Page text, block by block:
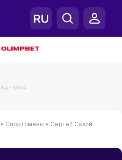
ЖАРНАМА
• Спортсмены • Сергей Салий